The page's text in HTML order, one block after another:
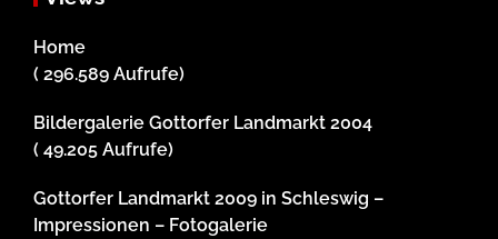
Home
( 296.589 Aufrufe)
Bildergalerie Gottorfer Landmarkt 2004
( 49.205 Aufrufe)
Gottorfer Landmarkt 2009 in Schleswig –
Impressionen – Fotogalerie